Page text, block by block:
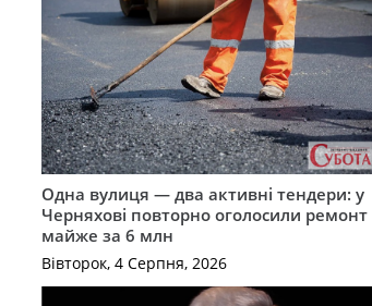
Одна вулиця — два активні тендери: у
Черняхові повторно оголосили ремонт
майже за 6 млн
Вівторок, 4 Серпня, 2026